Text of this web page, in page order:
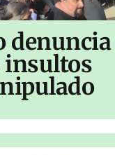
denuncia
insultos